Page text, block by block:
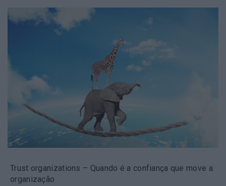
Trust organizations – Quando é a confiança que move a
organização